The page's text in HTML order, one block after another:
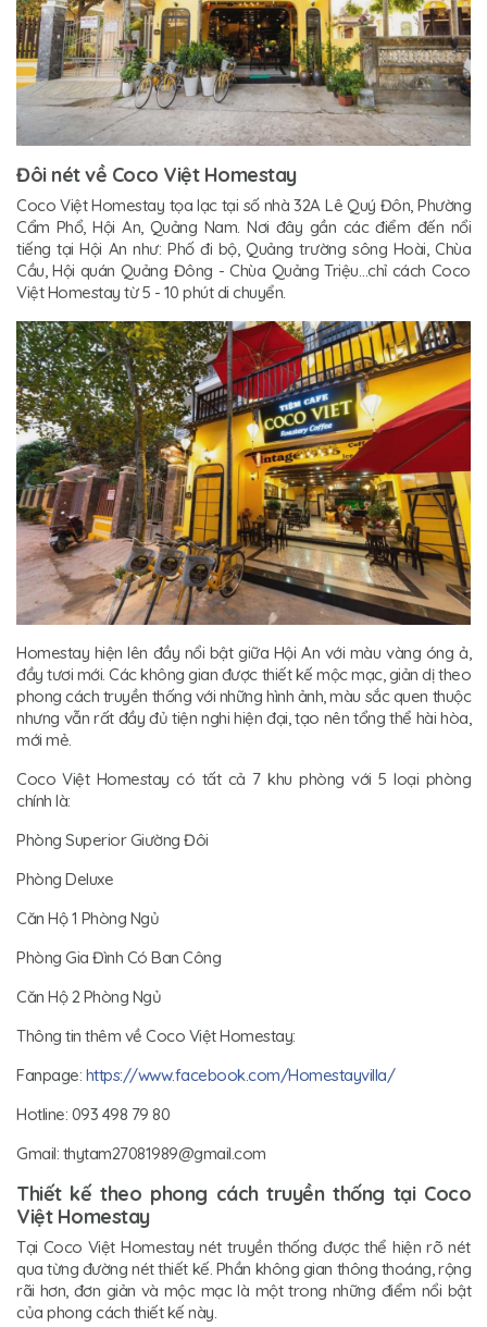
Đôi nét về Coco Việt Homestay
Coco Việt Homestay tọa lạc tại số nhà 32A Lê Quý Đôn, Phường
Cẩm Phổ, Hội An, Quảng Nam. Nơi đây gần các điểm đến nổi
tiếng tại Hội An như: Phố đi bộ, Quảng trường sông Hoài, Chùa
Cầu, Hội quán Quảng Đông - Chùa Quảng Triệu…chỉ cách Coco
Việt Homestay từ 5 - 10 phút di chuyển.
Homestay hiện lên đầy nổi bật giữa Hội An với màu vàng óng ả,
đầy tươi mới. Các không gian được thiết kế mộc mạc, giản dị theo
phong cách truyền thống với những hình ảnh, màu sắc quen thuộc
nhưng vẫn rất đầy đủ tiện nghi hiện đại, tạo nên tổng thể hài hòa,
mới mẻ.
Coco Việt Homestay có tất cả 7 khu phòng với 5 loại phòng
chính là:
Phòng Superior Giường Đôi
Phòng Deluxe
Căn Hộ 1 Phòng Ngủ
Phòng Gia Đình Có Ban Công
Căn Hộ 2 Phòng Ngủ
Thông tin thêm về Coco Việt Homestay:
Fanpage: https://www.facebook.com/Homestayvilla/
Hotline: 093 498 79 80
Gmail: thytam27081989@gmail.com
Thiết kế theo phong cách truyền thống tại Coco
Việt Homestay
Tại Coco Việt Homestay nét truyền thống được thể hiện rõ nét
qua từng đường nét thiết kế. Phần không gian thông thoáng, rộng
rãi hơn, đơn giản và mộc mạc là một trong những điểm nổi bật
của phong cách thiết kế này.